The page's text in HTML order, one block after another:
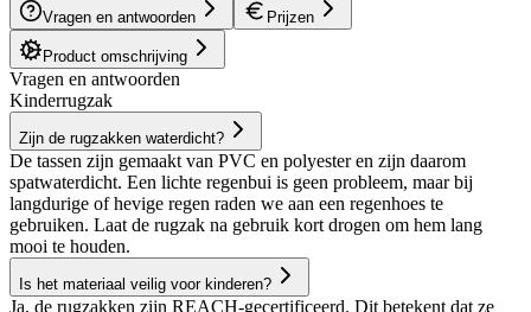
Vragen en antwoorden Prijzen
Product omschrijving
Vragen en antwoorden
Kinderrugzak
Zijn de rugzakken waterdicht?
De tassen zijn gemaakt van PVC en polyester en zijn daarom
spatwaterdicht. Een lichte regenbui is geen probleem, maar bij
langdurige of hevige regen raden we aan een regenhoes te
gebruiken. Laat de rugzak na gebruik kort drogen om hem lang
mooi te houden.
Is het materiaal veilig voor kinderen?
Ja, de rugzakken zijn REACH-gecertificeerd. Dit betekent dat ze